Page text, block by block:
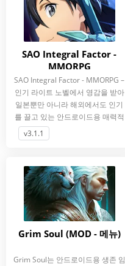
SAO Integral Factor -
MMORPG
SAO Integral Factor - MMORPG –
인기 라이트 노벨에서 영감을 받아
일본뿐만 아니라 해외에서도 인기
를 끌고 있는 안드로이드용 매력적
인 MMO 게임입니다.
v3.1.1
Grim Soul (MOD - 메뉴)
Grim Soul는 안드로이드용 생존 임